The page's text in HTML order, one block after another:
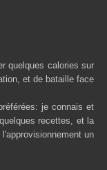
quelques calories sur
et de bataille face
je connais et
recettes, et la
un